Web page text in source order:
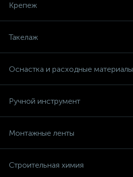
Крепеж
Такелаж
Оснастка и расходные материалы
Ручной инструмент
Монтажные ленты
Строительная химия